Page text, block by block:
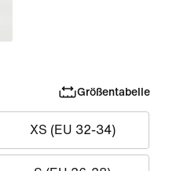
Größentabelle
XS (EU 32-34)